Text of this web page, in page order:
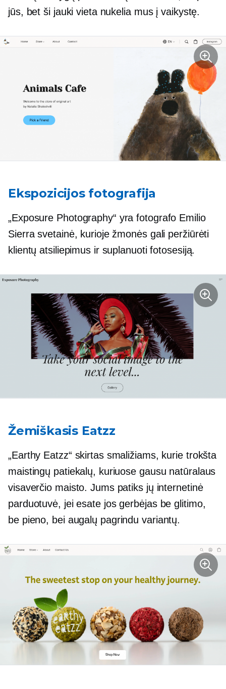
jūs, bet ši jauki vieta nukelia mus į vaikystę.
Ekspozicijos fotografija
„Exposure Photography“ yra fotografo Emilio
Sierra svetainė, kurioje žmonės gali peržiūrėti
klientų atsiliepimus ir suplanuoti fotosesiją.
Žemiškasis Eatzz
„Earthy Eatzz“ skirtas smaližiams, kurie trokšta
maistingų patiekalų, kuriuose gausu natūralaus
visaverčio maisto. Jums patiks jų internetinė
parduotuvė, jei esate jos gerbėjas be glitimo,
be pieno, bei augalų pagrindu variantų.